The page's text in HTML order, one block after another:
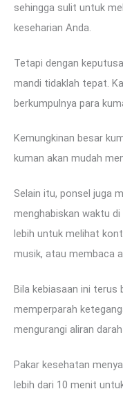
sehingga sulit untuk
keseharian Anda.
Tetapi dengan
mandi tidaklah tepat.
berkumpulnya para
Kemungkinan besar
kuman akan mudah
Selain itu, ponsel juga
menghabiskan waktu
lebih untuk melihat
musik, atau membaca
Bila kebiasaan ini terus
memperparah
mengurangi aliran
Pakar kesehatan
lebih dari 10 menit